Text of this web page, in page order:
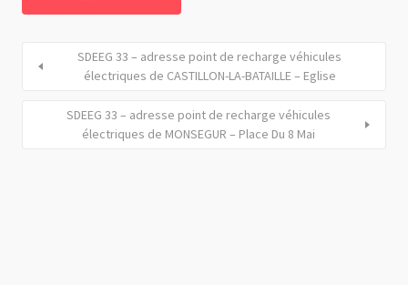
SDEEG 33 – adresse point de recharge véhicules
électriques de CASTILLON-LA-BATAILLE – Eglise
SDEEG 33 – adresse point de recharge véhicules
électriques de MONSEGUR – Place Du 8 Mai